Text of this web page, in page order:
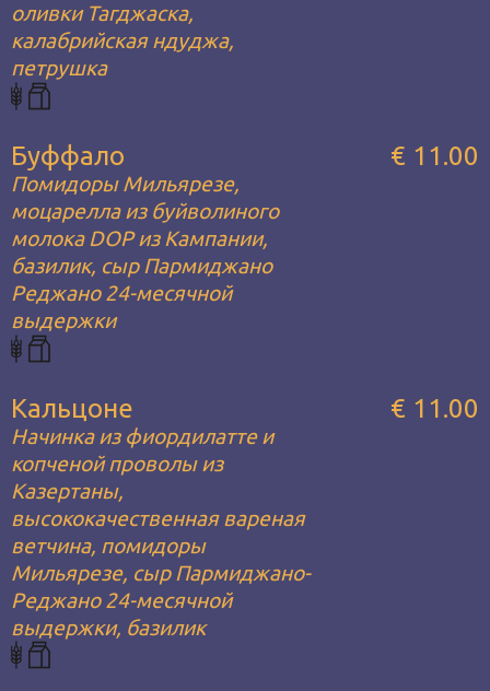
оливки Тагджаска,
калабрийская ндуджа,
петрушка
Буффало
Помидоры Мильярезе,
моцарелла из буйволиного
молока DOP из Кампании,
базилик, сыр Пармиджано
Реджано 24-месячной
выдержки
€ 11.00
Кальцоне
Начинка из фиордилатте и
копченой проволы из
Казертаны,
высококачественная вареная
ветчина, помидоры
Мильярезе, сыр Пармиджано-
Реджано 24-месячной
выдержки, базилик
€ 11.00